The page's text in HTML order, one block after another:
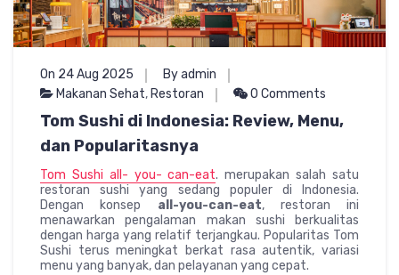
On 24 Aug 2025
By admin
Makanan Sehat, Restoran 0 Comments
Tom Sushi di Indonesia: Review, Menu,
dan Popularitasnya
Tom Sushi all- you- can-eat. merupakan salah satu
restoran sushi yang sedang populer di Indonesia.
Dengan konsep all-you-can-eat, restoran ini
menawarkan pengalaman makan sushi berkualitas
dengan harga yang relatif terjangkau. Popularitas Tom
Sushi terus meningkat berkat rasa autentik, variasi
menu yang banyak, dan pelayanan yang cepat.